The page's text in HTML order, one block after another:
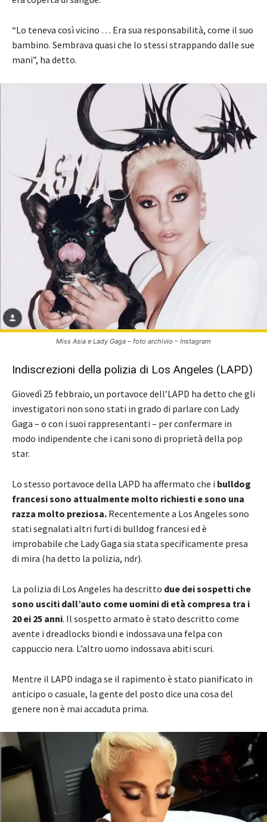
“Lo teneva così vicino … Era sua responsabilità, come il suo
bambino. Sembrava quasi che lo stessi strappando dalle sue
mani”, ha detto.
Miss Asia e Lady Gaga – foto archivio – Instagram
Indiscrezioni della polizia di Los Angeles (LAPD)
Giovedì 25 febbraio, un portavoce dell’LAPD ha detto che gli
investigatori non sono stati in grado di parlare con Lady
Gaga – o con i suoi rappresentanti – per confermare in
modo indipendente che i cani sono di proprietà della pop
star.
Lo stesso portavoce della LAPD ha affermato che i bulldog
francesi sono attualmente molto richiesti e sono una
razza molto preziosa. Recentemente a Los Angeles sono
stati segnalati altri furti di bulldog francesi ed è
improbabile che Lady Gaga sia stata specificamente presa
di mira (ha detto la polizia, ndr).
La polizia di Los Angeles ha descritto due dei sospetti che
sono usciti dall’auto come uomini di età compresa tra i
20 ei 25 anni. Il sospetto armato è stato descritto come
avente i dreadlocks biondi e indossava una felpa con
cappuccio nera. L’altro uomo indossava abiti scuri.
Mentre il LAPD indaga se il rapimento è stato pianificato in
anticipo o casuale, la gente del posto dice una cosa del
genere non è mai accaduta prima.